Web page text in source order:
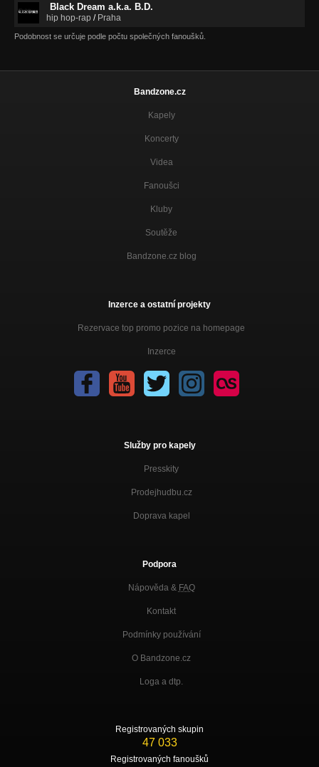
Black Dream a.k.a. B.D.
hip hop-rap / Praha
Podobnost se určuje podle počtu společných fanoušků.
Bandzone.cz
Kapely
Koncerty
Videa
Fanoušci
Kluby
Soutěže
Bandzone.cz blog
Inzerce a ostatní projekty
Rezervace top promo pozice na homepage
Inzerce
Služby pro kapely
Presskity
Prodejhudbu.cz
Doprava kapel
Podpora
Nápověda & FAQ
Kontakt
Podmínky používání
O Bandzone.cz
Loga a dtp.
Registrovaných skupin
47 033
Registrovaných fanoušků